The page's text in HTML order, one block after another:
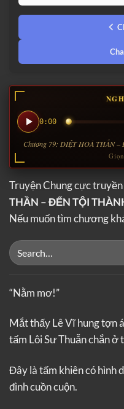
0:00
Chương 79: DIỆT HOÁ THẦN –
Truyện Chung cực
THẦN – ĐẾN TỘI
Nếu muốn tìm chương
“Nằm mơ!”
Mắt thấy Lê Vĩ hung tợn
tấm Lôi Sư Thuẫn chắn
Đây là tấm khiên có hình
đình cuồn cuộn.